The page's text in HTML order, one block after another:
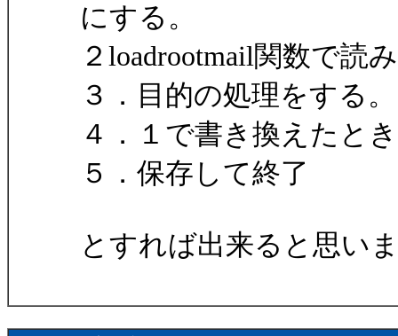
にする。
２loadrootmail関数で読
３．目的の処理をする。
４．１で書き換えたと
５．保存して終了
とすれば出来ると思い